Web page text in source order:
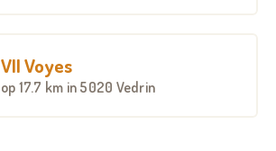
VII Voyes
op 17.7 km in 5020 Vedrin